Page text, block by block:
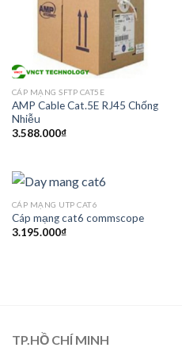
CÁP MẠNG SFTP CAT5E
AMP Cable Cat.5E RJ45 Chống
Nhiễu
3.588.000₫
CÁP MẠNG UTP CAT6
Cáp mạng cat6 commscope
3.195.000₫
TP.HỒ CHÍ MINH